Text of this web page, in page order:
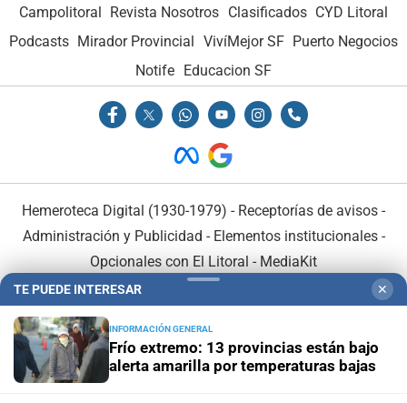
Campolitoral Revista Nosotros Clasificados CYD Litoral
Podcasts Mirador Provincial VivíMejor SF Puerto Negocios
Notife Educacion SF
Hemeroteca Digital (1930-1979) - Receptorías de avisos -
Administración y Publicidad - Elementos institucionales-
Opcionales con El Litoral - MediaKit
TE PUEDE INTERESAR ✕
INFORMACIÓN GENERAL
Frío extremo: 13 provincias están bajo
alerta amarilla por temperaturas bajas